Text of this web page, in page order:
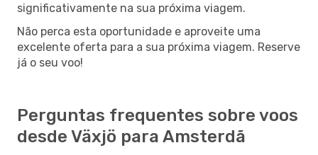
significativamente na sua próxima viagem.
Não perca esta oportunidade e aproveite uma
excelente oferta para a sua próxima viagem. Reserve
já o seu voo!
Perguntas frequentes sobre voos
desde Växjö para Amsterdã